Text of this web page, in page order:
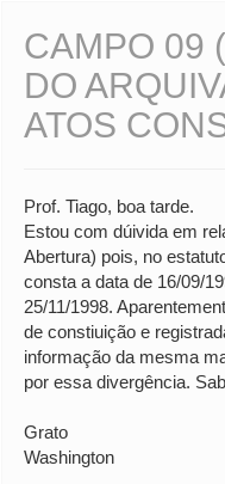
CAMPO 09
DO
ATOS
Prof. Tiago, boa tarde.
Estou com dúivida em
Abertura) pois, no
consta a data de 16/09/
25/11/1998.
de constiuição e
informação da mesma
por essa divergência.
Grato
Washington